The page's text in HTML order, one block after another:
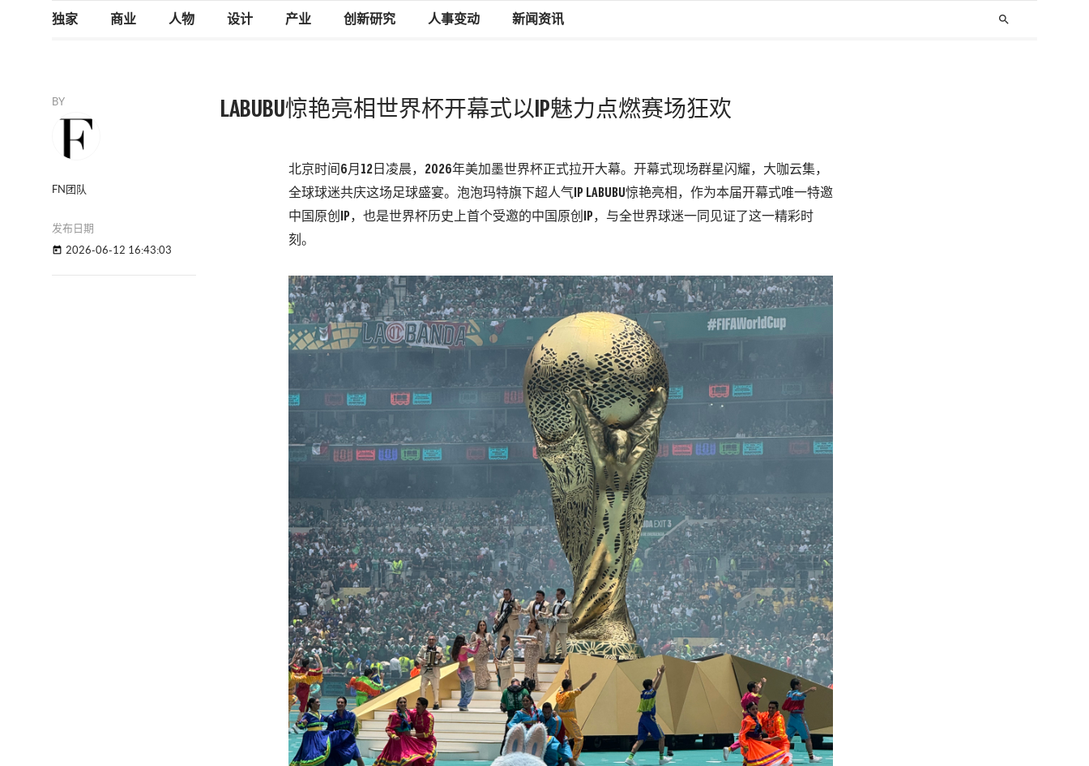
独家 商业 人物 设计 产业 创新研究 人事变动 新闻资讯 search
BY
FN团队
发布日期
today 2026-06-12 16:43:03
LABUBU惊艳亮相世界杯开幕式以IP魅力点燃赛场狂欢
北京时间 6月 12日凌晨， 2026年美加墨世界杯正式拉开大幕。开幕式现场群星闪耀， 大咖云集，
全球球迷共庆这场足球盛宴。 泡泡玛特旗下超人气I P LABUBU惊艳亮相， 作为本届开幕式唯一特邀
中国原创
P ， 也是世界杯历史上首个受邀的中国原创 P ， 与全世界球迷一同见证了这一精彩时
刻。